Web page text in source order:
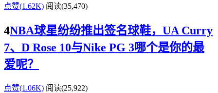
点赞(1.62K) 阅读(35,470)
4NBA球星纷纷推出签名球鞋，UA Curry
7、D Rose 10与Nike PG 3哪个是你的最
爱呢？
点赞(1.06K) 阅读(25,922)